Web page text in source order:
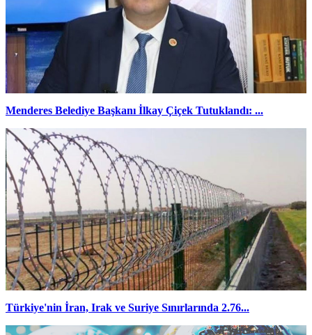
Menderes Belediye Başkanı İlkay Çiçek Tutuklandı: ...
Türkiye'nin İran, Irak ve Suriye Sınırlarında 2.76...